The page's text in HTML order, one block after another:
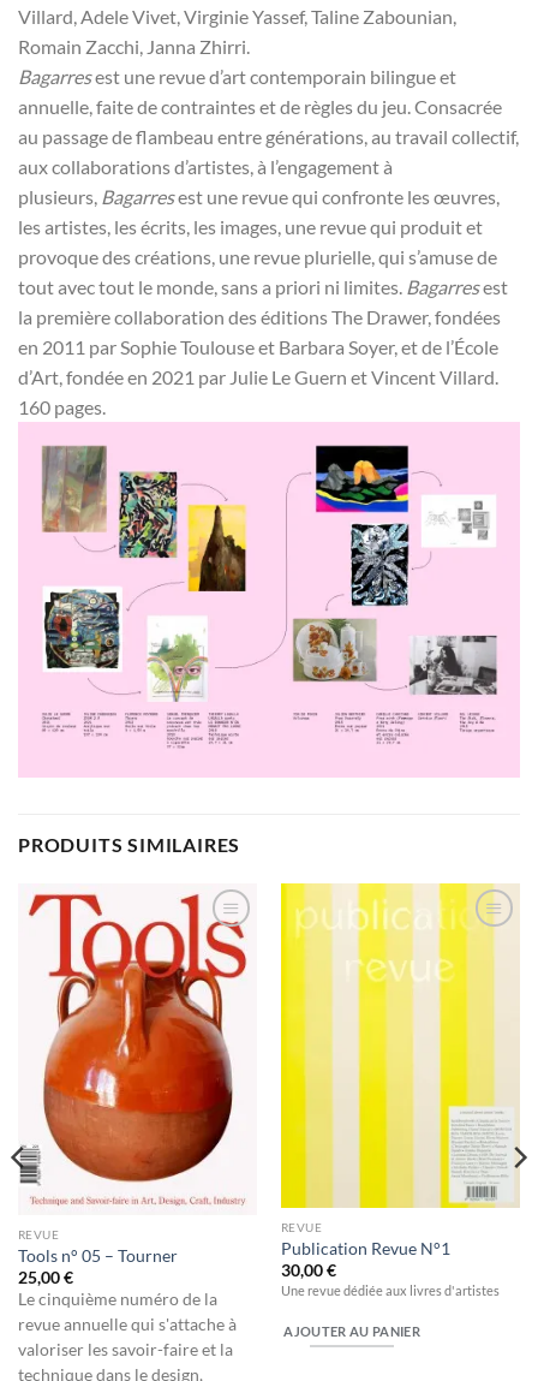
Villard, Adele Vivet, Virginie Yassef, Taline Zabounian,
Romain Zacchi, Janna Zhirri.
Bagarresest une revue d’art contemporain bilingue et
annuelle, faite de contraintes et de règles du jeu.Consacrée
au passage de flambeau entre générations, au travail collectif,
aux collaborations d’artistes, à l’engagement à
plusieurs, Bagarresest une revue qui confronte les œuvres,
les artistes, les écrits, les images, une revue qui produit et
provoque des créations, une revue plurielle, qui s’amuse de
tout avec tout le monde, sans a priori ni limites. Bagarresest
la première collaboration des éditions The Drawer, fondées
en 2011 par Sophie Toulouse et Barbara Soyer, et de l’École
d’Art, fondée en 2021 par Julie Le Guern et Vincent Villard.
160 pages.
PRODUITS SIMILAIRES
Ajouter
à la
wishlist
REVUE
Tools n° 05 – Tourner
25,00€
Le cinquième numéro de la
revue annuelle qui s'attache à
valoriser les savoir-faire et la
technique dans le design,
REVUE
Publication Revue N°1
30,00€
Une revue dédiée aux livres d'artistes
AJOUTER AU PANIER